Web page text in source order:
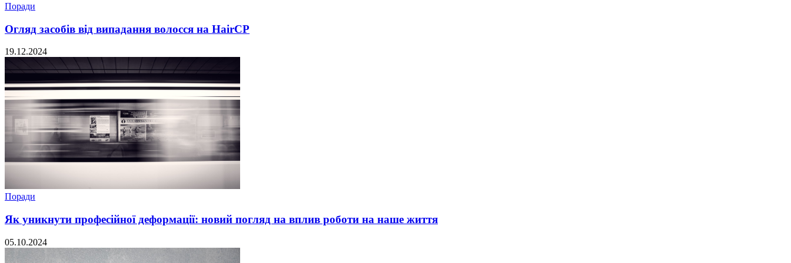
Поради
Огляд засобів від випадання волосся на HairCP
19.12.2024
Поради
Як уникнути професійної деформації: новий погляд на вплив роботи на наше життя
05.10.2024